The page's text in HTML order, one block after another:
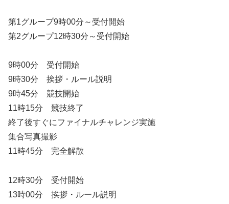
第1グループ9時00分～受付開始
第2グループ12時30分～受付開始
9時00分 受付開始
9時30分 挨拶・ルール説明
9時45分 競技開始
11時15分 競技終了
終了後すぐにファイナルチャレンジ実施
集合写真撮影
11時45分 完全解散
12時30分 受付開始
13時00分 挨拶・ルール説明